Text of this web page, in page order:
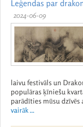
Leģendas par
2024-06-09
laivu festivāls un
populāras ķīniešu
parādīties mūsu dzīvēs
vairāk ...